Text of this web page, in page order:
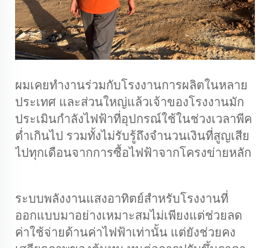
ผมเคยทำงานร่วมกับโรงงานการผลิตในหลาย
ประเทศ และส่วนใหญ่แล้วเจ้าของโรงงานมัก
ประเมินกำลังไฟฟ้าที่อุปกรณ์ใช้ในช่วงเวลาพีค
ต่ำเกินไป รวมทั้งไม่รับรู้ถึงจำนวนเงินที่สูญเสีย
ไปทุกเดือนจากการซื้อไฟฟ้าจากโครงข่ายหลัก
ระบบพลังงานแสงอาทิตย์สำหรับโรงงานที่
ออกแบบมาอย่างเหมาะสมไม่เพียงแต่ช่วยลด
ค่าใช้จ่ายด้านค่าไฟฟ้าเท่านั้น แต่ยังช่วยคง